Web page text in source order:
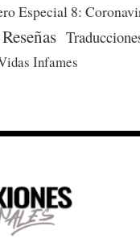
Especial 8:
Reseñas
Infames